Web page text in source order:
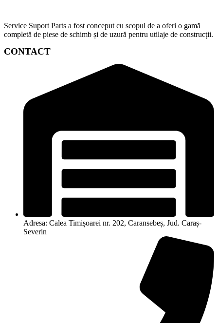
Service Suport Parts a fost conceput cu scopul de a oferi o gamă
completă de piese de schimb și de uzură pentru utilaje de construcții.
CONTACT
Adresa: Calea Timișoarei nr. 202, Caransebeș, Jud. Caraș-
Severin